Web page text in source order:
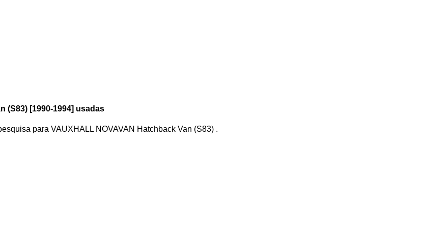
(S83) [1990-1994] usadas
para VAUXHALL NOVAVAN Hatchback Van (S83) .